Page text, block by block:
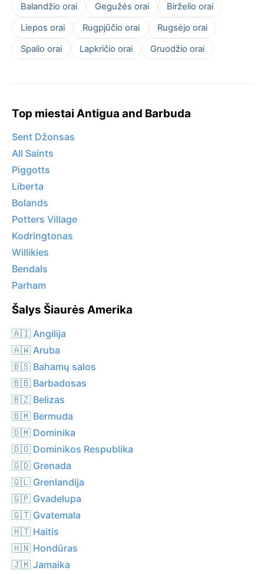
Balandžio orai Gegužės orai
Birželio orai
Liepos orai
Rugpjūčio orai
Rugsėjo orai
Spalio orai
Lapkričio orai Gruodžio orai
Top miestai Antigua and Barbuda
Sent Džonsas
All Saints
Piggotts
Liberta
Bolands
Potters Village
Kodringtonas
Willikies
Bendals
Parham
Šalys Šiaurės Amerika
🇦🇮 Angilija
🇦🇼 Aruba
🇧🇸 Bahamų salos
🇧🇧 Barbadosas
🇧🇿 Belizas
🇧🇲 Bermuda
🇩🇲 Dominika
🇩🇴 Dominikos Respublika
🇬🇩 Grenada
🇬🇱 Grenlandija
🇬🇵 Gvadelupa
🇬🇹 Gvatemala
🇭🇹 Haitis
🇭🇳 Hondūras
🇯🇲 Jamaika